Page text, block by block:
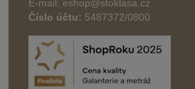
E-mail: eshop@stoklasa.cz
Číslo účtu: 5487372/0800